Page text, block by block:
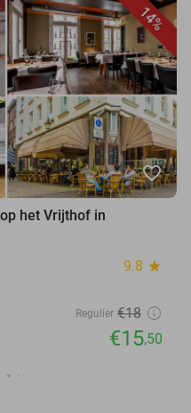
14%
favorite_border
het Vrijthof in
9.8 star
Regulier €18
€15,50